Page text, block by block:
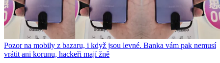
Pozor na mobily z bazaru, i když jsou levné. Banka vám pak nemusí
vrátit ani korunu, hackeři mají žně